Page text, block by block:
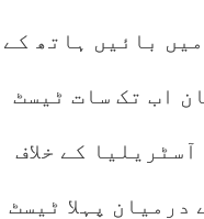
بائیں ہاتھ کے
اب تک سات ٹیسٹ
آسٹریلیا کے خلاف
درمیان پہلا ٹیسٹ